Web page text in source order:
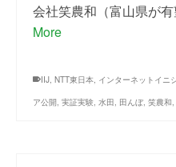
会社笑農和（富山県が
More
IIJ, NTT東日本, インターネットイニ
ア公開, 実証実験, 水田, 田んぼ, 笑農和,